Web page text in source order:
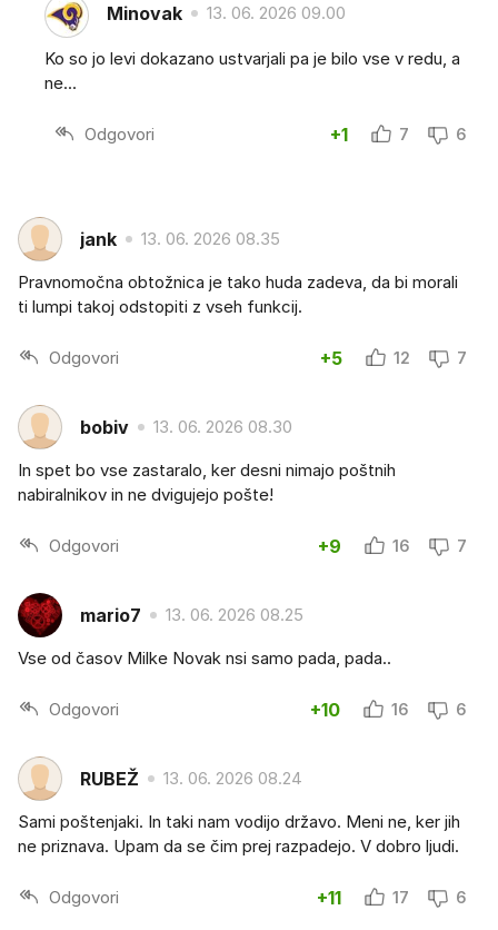
Minovak 13. 06. 2026 09.00
Ko so jo levi dokazano ustvarjali pa je bilo vse v redu, a
ne...
Odgovori +1 7 6
jank 13. 06. 2026 08.35
Pravnomočna obtožnica je tako huda zadeva, da bi morali
ti lumpi takoj odstopiti z vseh funkcij.
Odgovori +5 12 7
bobiv 13. 06. 2026 08.30
In spet bo vse zastaralo, ker desni nimajo poštnih
nabiralnikov in ne dvigujejo pošte!
Odgovori +9 16 7
mario7 13. 06. 2026 08.25
Vse od časov Milke Novak nsi samo pada, pada..
Odgovori +10 16 6
RUBEŽ 13. 06. 2026 08.24
Sami poštenjaki. In taki nam vodijo državo. Meni ne, ker jih
ne priznava. Upam da se čim prej razpadejo. V dobro ljudi.
Odgovori +11 17 6